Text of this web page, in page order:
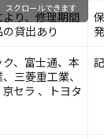
り、修理期間
貸出あり
、富士通、本
三菱重工業、
セラ 、トヨタ
スクロールできます